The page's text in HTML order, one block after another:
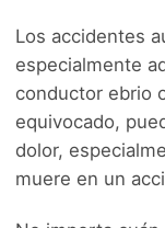
Los accidentes
especialmente
conductor ebrio
equivocado,
dolor,
muere en un